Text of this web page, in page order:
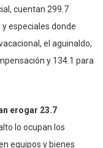
cuentan 299.7
especiales donde
el aguinaldo,
y 134.1 para
erogar 23.7
lo ocupan los
equipos y bienes